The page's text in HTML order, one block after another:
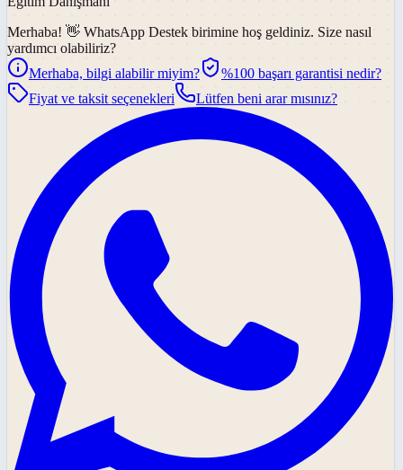
Merhaba! 👋 WhatsApp Destek birimine hoş geldiniz. Size nasıl
yardımcı olabiliriz?
Merhaba, bilgi alabilir miyim?
%100 başarı garantisi nedir?
Fiyat ve taksit seçenekleri
Lütfen beni arar mısınız?